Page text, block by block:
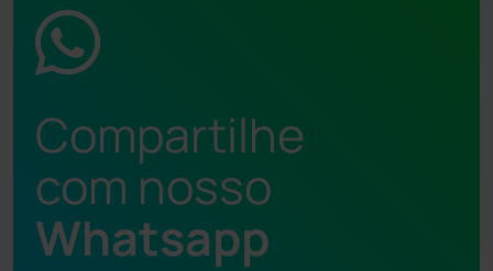
Compartilhe
com nosso
Whatsapp